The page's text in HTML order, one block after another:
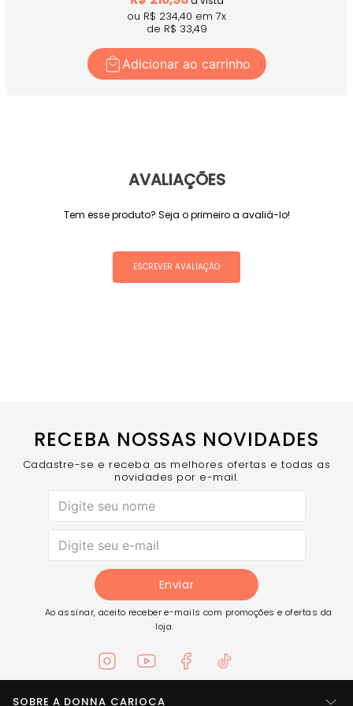
ou R$ 234,40 em 7x
de R$ 33,49
Adicionar ao carrinho
AVALIAÇÕES
Tem esse produto? Seja o primeiro a avaliá-lo!
ESCREVER AVALIAÇÃO
RECEBA NOSSAS NOVIDADES
Cadastre-se e receba as melhores ofertas e todas as
novidades por e-mail.
Enviar
Ao assinar, aceito receber e-mails com promoções e ofertas da
loja.
SOBRE A DONNA CARIOCA